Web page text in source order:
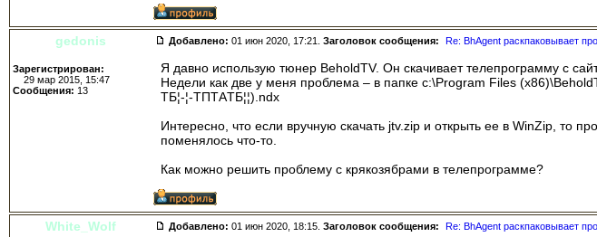
gedonis Добавлено: 01 июн 2020, 17:21. Заголовок сообщения: Re: BhAgent раскпаковывает
Зарегистрирован:
29 мар 2015, 15:47
Сообщения: 13
Я давно использую тюнер BeholdTV. Он скачивает телепрограмму с
Недели как две у меня проблема – в папке c:\Program Files
TБ¦-¦-TПTАTБ¦¦).ndx
Интересно, что если вручную скачать jtv.zip и открыть ее в WinZip,
поменялось что-то.
Как можно решить проблему с крякозябрами в телепрограмме?
White_Wolf Добавлено: 01 июн 2020, 18:15. Заголовок сообщения: Re: BhAgent раскпаковывает